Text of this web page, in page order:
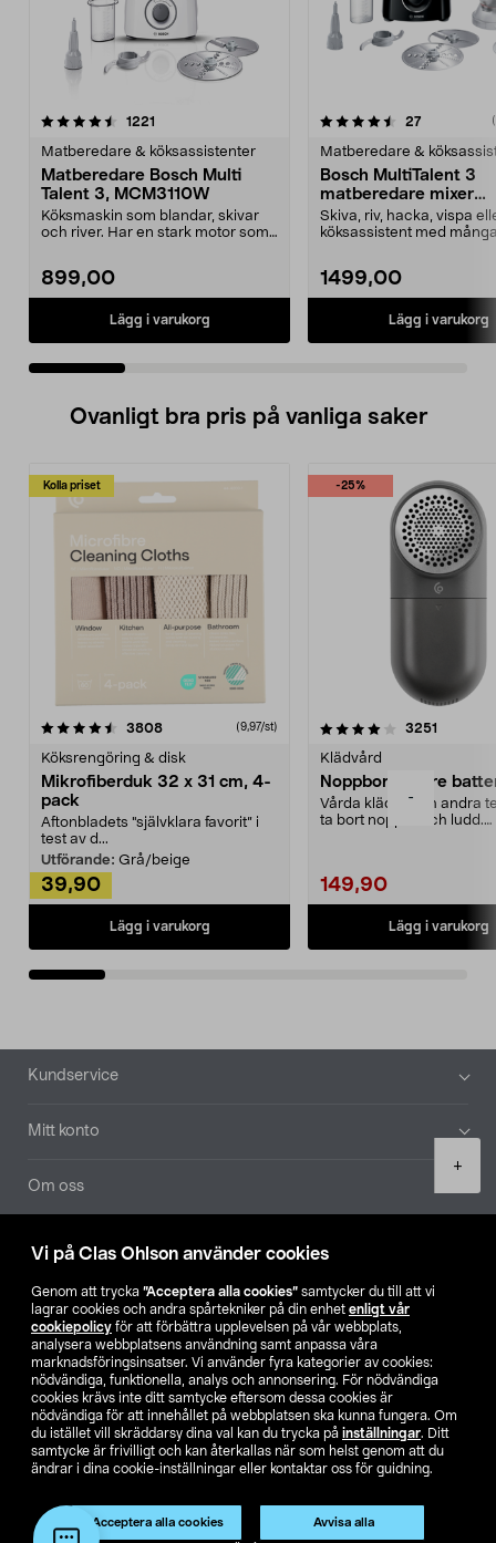
Vi på Clas Ohlson använder cookies
Genom att trycka ”Acceptera alla cookies” samtycker du till att vi
lagrar cookies och andra spårtekniker på din enhet enligt vår
cookiepolicy för att förbättra upplevelsen på vår webbplats,
analysera webbplatsens användning samt anpassa våra
marknadsföringsinsatser. Vi använder fyra kategorier av cookies:
nödvändiga, funktionella, analys och annonsering. För nödvändiga
cookies krävs inte ditt samtycke eftersom dessa cookies är
nödvändiga för att innehållet på webbplatsen ska kunna fungera. Om
du istället vill skräddarsy dina val kan du trycka på inställningar. Ditt
samtycke är frivilligt och kan återkallas när som helst genom att du
ändrar i dina cookie-inställningar eller kontaktar oss för guidning.
Acceptera alla cookies Avvisa alla
-
+
1221
Matberedare & köksassistenter
Matberedare Bosch Multi
Talent 3, MCM3110W
Köksmaskin som blandar, skivar
och river. Har en stark motor som
899,00
Lägg i varukorg
4.5 av 5 stjärnor 27recensioner
Matberedare &
Bosch MultiTalent 3
matberedare mixer
MCM3201B
Skiva, riv, hacka, vispa
köksassistent med
1499,00
Lägg i varukorg
4.5 av 5 stjärnor
Ovanligt bra pris på vanliga saker
Kolla priset
3808recensioner (9,97/st)
Köksrengöring & disk
Mikrofiberduk 32 x 31 cm, 4-
pack
Aftonbladets "självklara favorit” i
test av d...
Utförande: Grå/beige
39,90
Lägg i varukorg
-25%
4.0av 5 stjärnor 3251
Klädvård
Noppborttagare
Vårda kläder och andra
ta bort noppor och ludd.
149,90
Lägg i varukorg
4.5av 5 stjärnor
Sidfot
Kundservice
Mitt konto
Om oss
Aktuellt
Våra bolag
Hitta butik
SE NO FI